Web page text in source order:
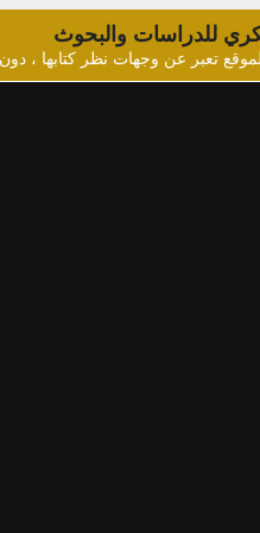
للدراسات والبحوث
تعبر عن وجهات نظر كتابها ،